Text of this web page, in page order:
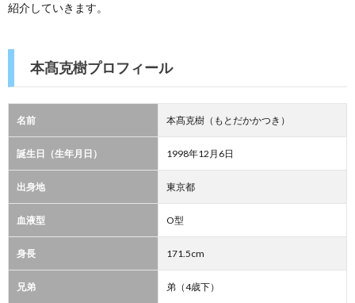
紹介していきます。
本髙克樹プロフィール
名前 本髙克樹（もとだかかつき）
誕生日（生年月日） 1998年12月6日
出身地 東京都
血液型 O型
身長 171.5cm
兄弟 弟（4歳下）